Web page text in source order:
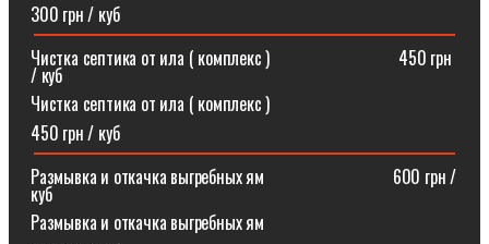
300 грн / куб
Чистка септика от ила ( комплекс )⠀⠀⠀⠀⠀⠀⠀⠀⠀⠀450 грн
/ куб
Чистка септика от ила ( комплекс )
450 грн / куб
Размывка и откачка выгребных ям⠀⠀⠀⠀⠀⠀⠀⠀⠀⠀600 грн /
куб
Размывка и откачка выгребных ям